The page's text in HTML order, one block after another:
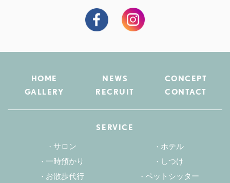
HOME NEWS
CONCEPT
GALLERY
RECRUIT CONTACT
SERVICE
サロン
ホテル
一時預かり
しつけ
お散歩代行
ペットシッター